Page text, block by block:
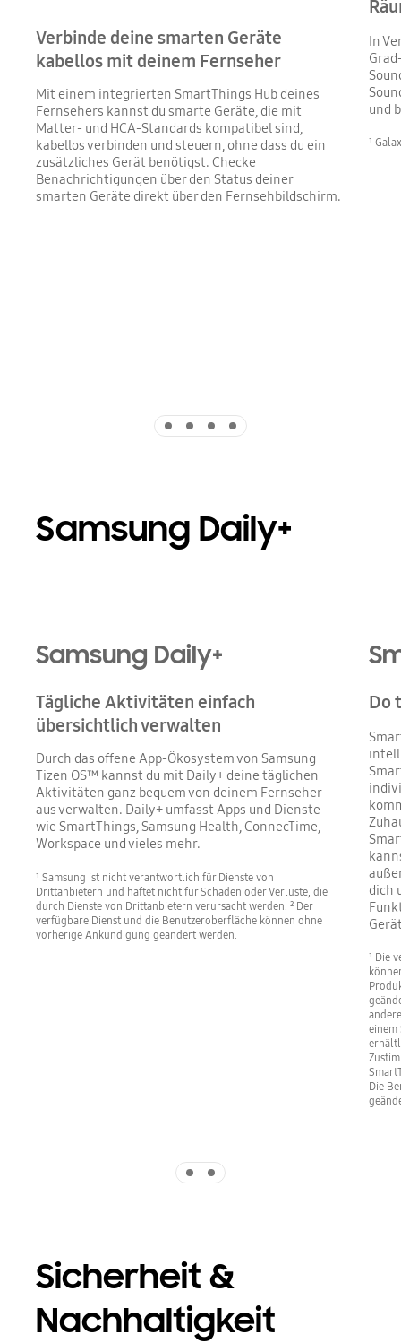
Verbinde deine smarten Geräte
kabellos mit deinem Fernseher
Mit einem integrierten SmartThings Hub deines
Fernsehers kannst du smarte Geräte, die mit
Matter- und HCA-Standards kompatibel sind,
kabellos verbinden und steuern, ohne dass du ein
zusätzliches Gerät benötigst. Checke
Benachrichtigungen über den Status deiner
smarten Geräte direkt über den Fernsehbildschirm.
In
und
¹
Samsung Daily+
Samsung Daily+
Tägliche Aktivitäten einfach
übersichtlich verwalten
Durch das offene App-Ökosystem von Samsung
Tizen OS™ kannst du mit Daily+ deine täglichen
Aktivitäten ganz bequem von deinem Fernseher
aus verwalten. Daily+ umfasst Apps und Dienste
wie SmartThings, Samsung Health, ConnecTime,
Workspace und vieles mehr.
¹ Samsung ist nicht verantwortlich für Dienste von
Drittanbietern und haftet nicht für Schäden oder Verluste, die
durch Dienste von Drittanbietern verursacht werden. ² Der
verfügbare Dienst und die Benutzeroberfläche können ohne
vorherige Ankündigung geändert werden.
Do
dich
¹ Die
einem
Die
Sicherheit &
Nachhaltigkeit